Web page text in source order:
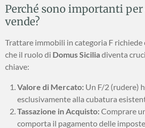
Perché sono importanti
vende?
Trattare immobili in categoria F richiede
che il ruolo di Domus Siciliadiventa
chiave:
Valore di Mercato: Un F/2 (rudere)
esclusivamente alla cubatura
Tassazione in Acquisto:Comprare
comporta il pagamento delle